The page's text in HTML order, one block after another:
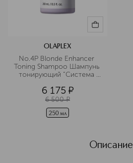
OLAPLEX
No.4P Blonde Enhancer
Toning Shampoo Шампунь
тонирующий “Система
6 175 ¤
6 500 ¤
250 мл
Описание